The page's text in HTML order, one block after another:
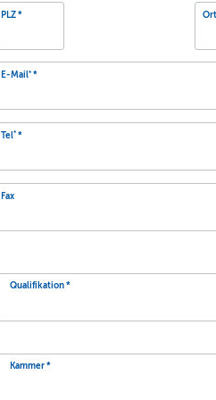
PLZ
E-Mail*
Tel*
Fax
Qualifikation
Kammer